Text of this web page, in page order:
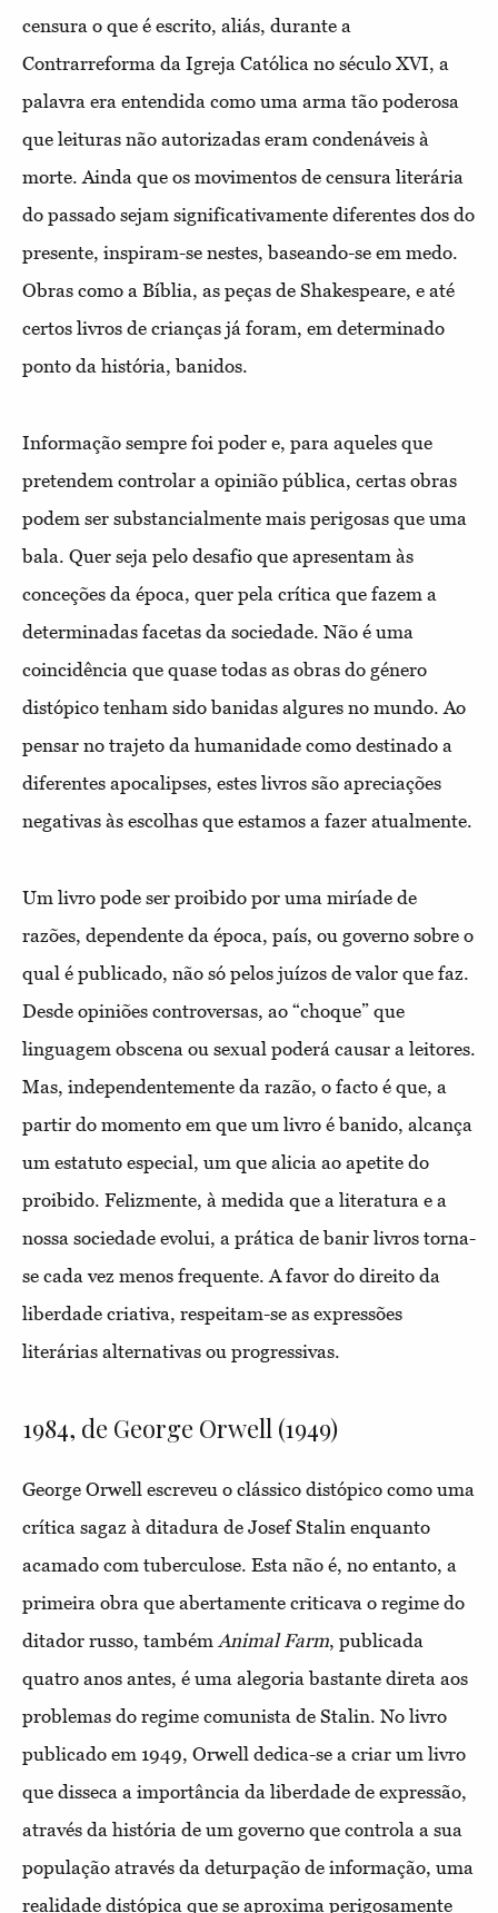
censura o que é escrito, aliás, durante a
Contrarreforma da Igreja Católica no século XVI, a
palavra era entendida como uma arma tão poderosa
que leituras não autorizadas eram condenáveis à
morte. Ainda que os movimentos de censura literária
do passado sejam significativamente diferentes dos do
presente, inspiram-se nestes, baseando-se em medo.
Obras como a Bíblia, as peças de Shakespeare, e até
certos livros de crianças já foram, em determinado
ponto da história, banidos.
Informação sempre foi poder e, para aqueles que
pretendem controlar a opinião pública, certas obras
podem ser substancialmente mais perigosas que uma
bala. Quer seja pelo desafio que apresentam às
conceções da época, quer pela crítica que fazem a
determinadas facetas da sociedade. Não é uma
coincidência que quase todas as obras do género
distópico tenham sido banidas algures no mundo. Ao
pensar no trajeto da humanidade como destinado a
diferentes apocalipses, estes livros são apreciações
negativas às escolhas que estamos a fazer atualmente.
Um livro pode ser proibido por uma miríade de
razões, dependente da época, país, ou governo sobre o
qual é publicado, não só pelos juízos de valor que faz.
Desde opiniões controversas, ao “choque” que
linguagem obscena ou sexual poderá causar a leitores.
Mas, independentemente da razão, o facto é que, a
partir do momento em que um livro é banido, alcança
um estatuto especial, um que alicia ao apetite do
proibido. Felizmente, à medida que a literatura e a
nossa sociedade evolui, a prática de banir livros torna-
se cada vez menos frequente. A favor do direito da
liberdade criativa, respeitam-se as expressões
literárias alternativas ou progressivas.
1984, de George Orwell (1949)
George Orwell escreveu o clássico distópico como uma
crítica sagaz à ditadura de Josef Stalin enquanto
acamado com tuberculose. Esta não é, no entanto, a
primeira obra que abertamente criticava o regime do
ditador russo, tambémAnimal Farm, publicada
quatro anos antes, é uma alegoria bastante direta aos
problemas do regime comunista de Stalin. No livro
publicado em 1949, Orwell dedica-se a criar um livro
que disseca a importância da liberdade de expressão,
através da história de um governo que controla a sua
população através da deturpação de informação, uma
realidade distópica que se aproxima perigosamente